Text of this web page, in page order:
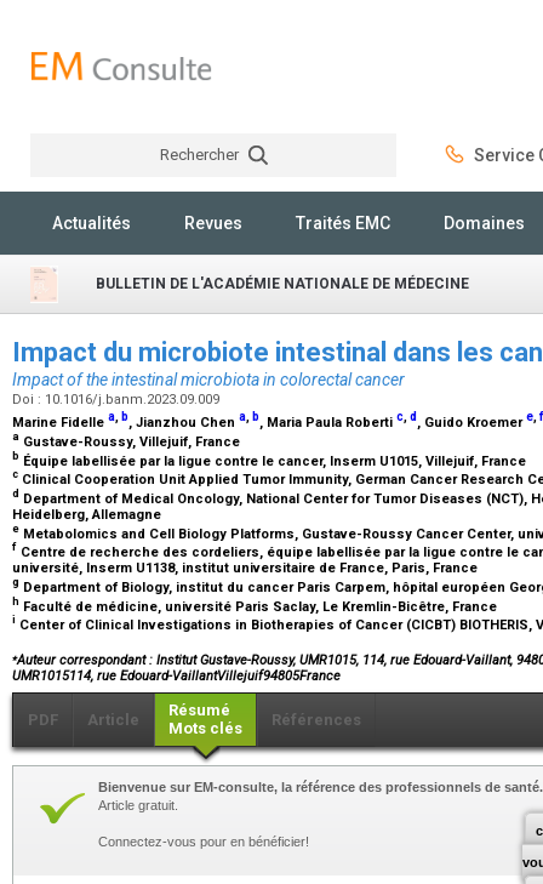
Rechercher Service
Actualités Revues Traités EMC Domaines
BULLETIN DE L'ACADÉMIE NATIONALE DE MÉDECINE
Impact du microbiote intestinal dans les
Impact of the intestinal microbiota in colorectal cancer
Doi : 10.1016/j.banm.2023.09.009
Marine Fidelle a, b, Jianzhou Chen a, b, Maria Paula Roberti c,d , Guido Kroemere,f
a Gustave-Roussy, Villejuif, France
b Équipe labellisée par la ligue contre le cancer, Inserm U1015, Villejuif, France
c Clinical Cooperation Unit Applied Tumor Immunity, German Cancer Research
d Department of Medical Oncology, National Center for Tumor Diseases (NCT),
Heidelberg, Allemagne
e Metabolomics and Cell Biology Platforms, Gustave-Roussy Cancer Center,
f Centre de recherche des cordeliers, équipe labellisée par la ligue contre le
université, Inserm U1138, institut universitaire de France, Paris, France
g Department of Biology, institut du cancer Paris Carpem, hôpital européen
h Faculté de médicine, université Paris Saclay, Le Kremlin-Bicêtre, France
i Center of Clinical Investigations in Biotherapies of Cancer (CICBT) BIOTHERIS,
⁎Auteur correspondant : Institut Gustave-Roussy, UMR1015, 114, rue Edouard-Vaillant,
UMR1015114, rue Edouard-VaillantVillejuif94805France
PDF Article
Résumé
Mots clés
Références
Bienvenue sur EM-consulte, la référence des professionnels de santé.
Article gratuit.
Connectez-vous pour en bénéficier!